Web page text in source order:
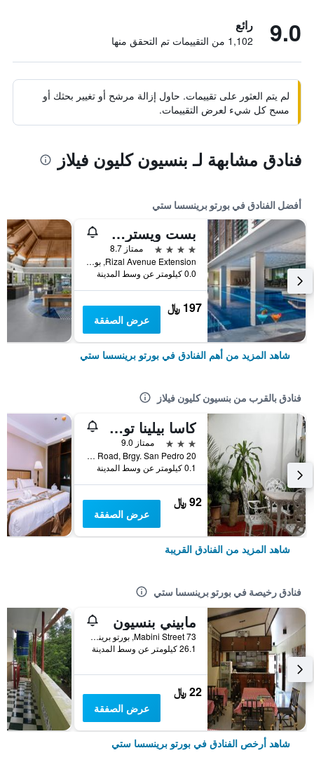
9.0 رائع
1,102 من التقييمات تم التحقق منها
لم يتم العثور على تقييمات. حاول إزالة مرشح أو تغيير بحثك أو
مسح كل شيء لعرض التقييمات.
فنادق مشابهة لـ بنسيون كليون فيلاز
أفضل الفنادق في بورتو برينسسا ستي
بست ويسترن بلس ذا أيفي وول هوتل - بالاوان
4 نجوم
ممتاز 8.7
Rizal Avenue Extension, بورتو برينسسا ستي, الفلبين
0.0 كيلومتر عن وسط المدينة
197 ﷼
عرض الصفقة
شاهد المزيد من أهم الفنادق في بورتو برينسسا ستي
فنادق بالقرب من بنسيون كليون فيلاز
كاسا بيلينا توريست إن
3 نجوم
ممتاز 9.0
20 Pineda Road, Brgy. San Pedro, بورتو برينسسا ستي, الفلبين
0.1 كيلومتر عن وسط المدينة
92 ﷼
عرض الصفقة
شاهد المزيد من الفنادق القريبة
فنادق رخيصة في بورتو برينسسا ستي
مابيني بنسيون
73 Mabini Street, بورتو برينسسا ستي, الفلبين
26.1 كيلومتر عن وسط المدينة
22 ﷼
عرض الصفقة
شاهد أرخص الفنادق في بورتو برينسسا ستي